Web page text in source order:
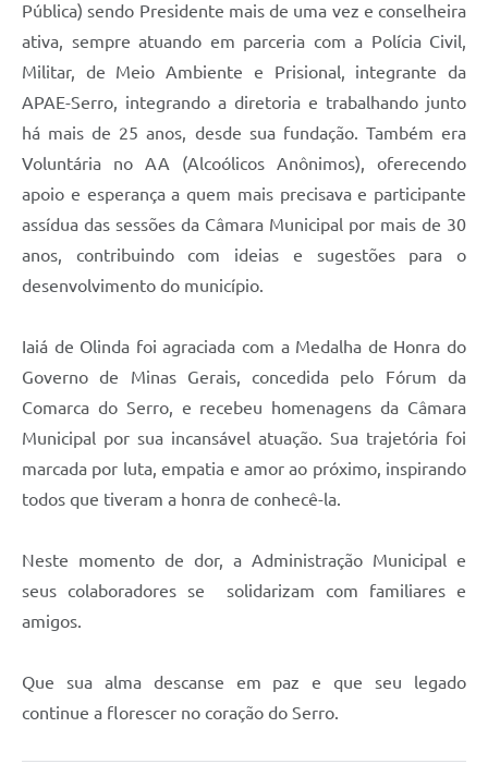
Telefones Úteis
Diário Oficial
Contratos, Convênios e Publicações MROSC
Notícias
Contato
Radar da Transparência Pública
Pública) sendo Presidente mais de uma vez e conselheira
ativa, sempre atuando em parceria com a Polícia Civil,
Militar, de Meio Ambiente e Prisional, integrante da
APAE-Serro, integrando a diretoria e trabalhando junto
há mais de 25 anos, desde sua fundação. Também era
Voluntária no AA (Alcoólicos Anônimos), oferecendo
apoio e esperança a quem mais precisava e participante
assídua das sessões da Câmara Municipal por mais de 30
anos, contribuindo com ideias e sugestões para o
desenvolvimento do município.
Iaiá de Olinda foi agraciada com a Medalha de Honra do
Governo de Minas Gerais, concedida pelo Fórum da
Comarca do Serro, e recebeu homenagens da Câmara
Municipal por sua incansável atuação. Sua trajetória foi
marcada por luta, empatia e amor ao próximo, inspirando
todos que tiveram a honra de conhecê-la.
Neste momento de dor, a Administração Municipal e
seus colaboradores se solidarizam com familiares e
amigos.
Que sua alma descanse em paz e que seu legado
continue a florescer no coração do Serro.